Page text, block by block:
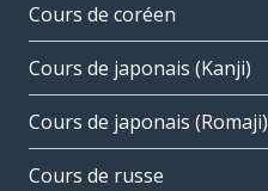
Cours de coréen
Cours de japonais (Kanji)
Cours de japonais (Romaji)
Cours de russe